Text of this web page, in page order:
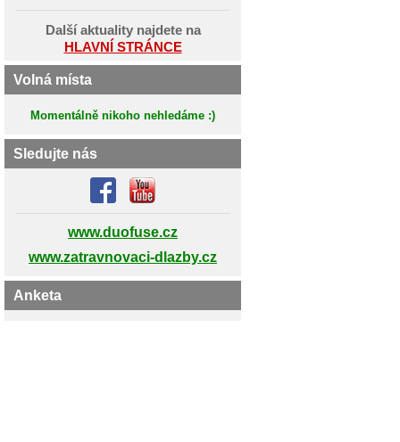
Další aktuality najdete na
HLAVNÍ STRÁNCE
Volná místa
Momentálně nikoho nehledáme :)
Sledujte nás
www.duofuse.cz
www.zatravnovaci-dlazby.cz
Anketa